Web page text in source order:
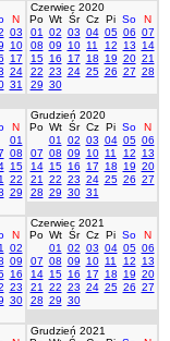
N
03
10
17
24
31
Czerwiec 2020
Po Wt Śr Cz Pi So
N
01
02 03 04 05 06 07
08 09 10 11 12 13
14
15 16 17 18 19 20 21
22 23 24 25 26 27 28
29 30
N
01
08
15
22
29
Grudzień 2020
Po Wt Śr Cz Pi So
N
01
02 03 04 05 06
07 08 09 10 11 12
13
14 15 16 17 18 19 20
21
22 23 24 25 26 27
28 29 30 31
N
02
09
16
23
30
Czerwiec 2021
Po Wt Śr Cz Pi So
N
01
02 03 04 05 06
07 08 09 10 11 12
13
14 15 16 17 18 19 20
21
22 23 24 25 26 27
28 29 30
Grudzień 2021